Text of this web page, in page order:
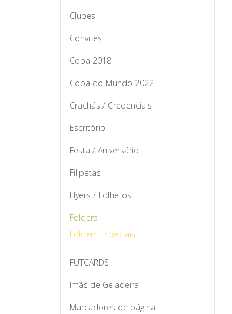
Clubes
Convites
Copa 2018
Copa do Mundo 2022
Crachás / Credenciais
Escritório
Festa / Aniversário
Filipetas
Flyers / Folhetos
Folders
Folders Especiais
FUTCARDS
Imãs de Geladeira
Marcadores de página